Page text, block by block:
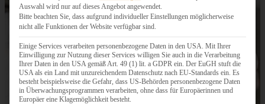
Auswahl wird nur auf dieses Angebot angewendet.
Bitte beachten Sie, dass aufgrund individueller Einstellungen möglicherweise
nicht alle Funktionen der Website verfügbar sind.
Einige Services verarbeiten personenbezogene Daten in den USA. Mit Ihrer
Einwilligung zur Nutzung dieser Services willigen Sie auch in die Verarbeitung
Ihrer Daten in den USA gemäß Art. 49 (1) lit. a GDPR ein. Der EuGH stuft die
USA als ein Land mit unzureichendem Datenschutz nach EU-Standards ein. Es
besteht beispielsweise die Gefahr, dass US-Behörden personenbezogene Daten
in Überwachungsprogrammen verarbeiten, ohne dass für Europäerinnen und
Europäer eine Klagemöglichkeit besteht.